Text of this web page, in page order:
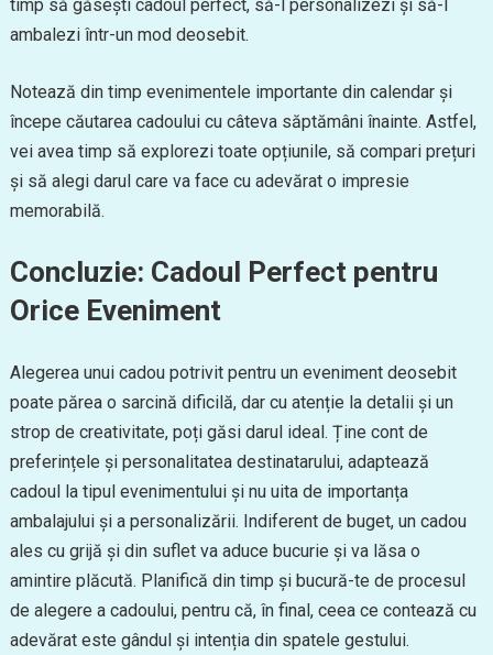
timp să găsești cadoul perfect, să-l personalizezi și să-l
ambalezi într-un mod deosebit.
Notează din timp evenimentele importante din calendar și
începe căutarea cadoului cu câteva săptămâni înainte. Astfel,
vei avea timp să explorezi toate opțiunile, să compari prețuri
și să alegi darul care va face cu adevărat o impresie
memorabilă.
Concluzie: Cadoul Perfect pentru
Orice Eveniment
Alegerea unui cadou potrivit pentru un eveniment deosebit
poate părea o sarcină dificilă, dar cu atenție la detalii și un
strop de creativitate, poți găsi darul ideal. Ține cont de
preferințele și personalitatea destinatarului, adaptează
cadoul la tipul evenimentului și nu uita de importanța
ambalajului și a personalizării. Indiferent de buget, un cadou
ales cu grijă și din suflet va aduce bucurie și va lăsa o
amintire plăcută. Planifică din timp și bucură-te de procesul
de alegere a cadoului, pentru că, în final, ceea ce contează cu
adevărat este gândul și intenția din spatele gestului.